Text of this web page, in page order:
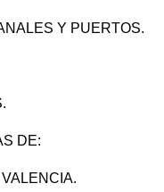
Y PUERTOS.
DE: